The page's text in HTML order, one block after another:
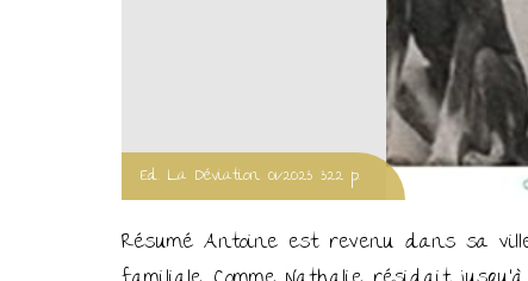
Ed. La Déviation 01/2023 322 p.
Résumé Antoine est revenu dans sa